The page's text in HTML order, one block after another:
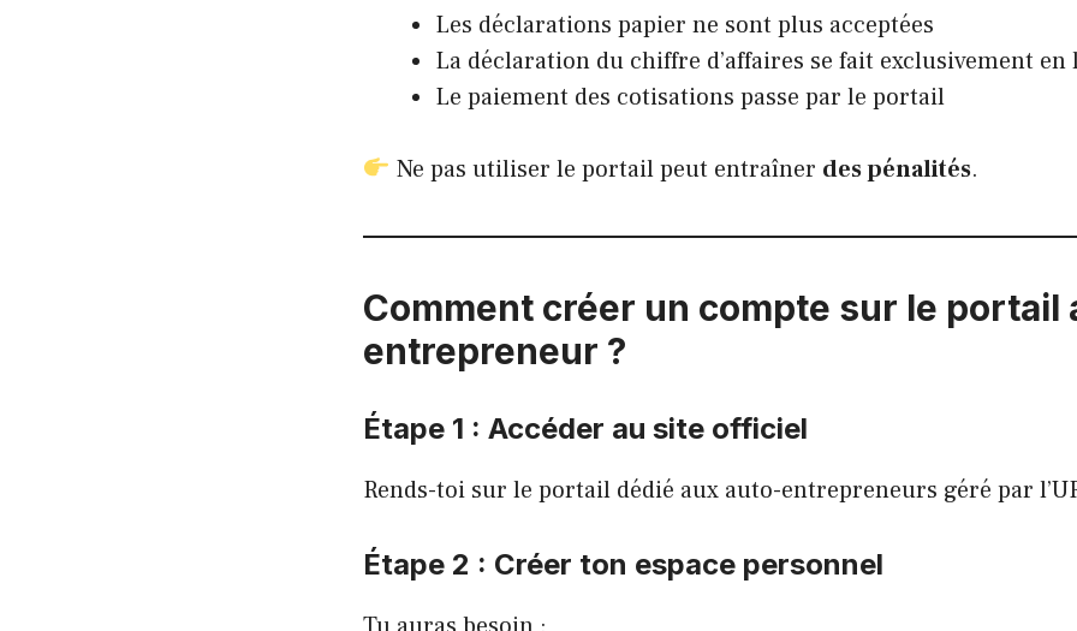
Les déclarations papier ne sont plus acceptées
La déclaration du chiffre d’affaires se fait exclusivement en
Le paiement des cotisations passe par le portail
Ne pas utiliser le portail peut entraîner des pénalités.
Comment créer un compte sur le portail
entrepreneur ?
Étape 1 : Accéder au site officiel
Rends-toi sur le portail dédié aux auto-entrepreneurs géré par
Étape 2 : Créer ton espace personnel